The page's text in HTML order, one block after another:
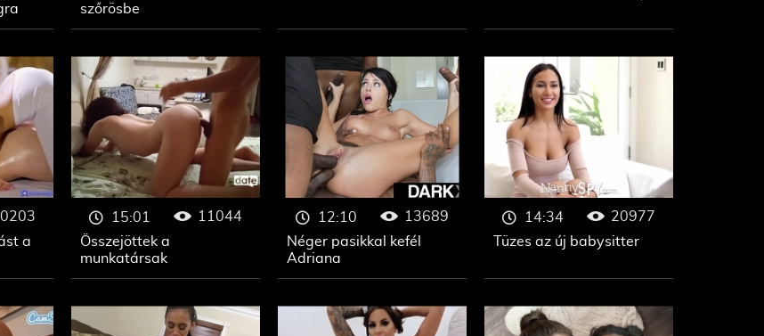
szőrösbe
a
Összejöttek a
munkatársak
15:01
11044
Néger pasikkal kefél
Adriana
12:10
13689
Tüzes az új babysitter
14:34 20977